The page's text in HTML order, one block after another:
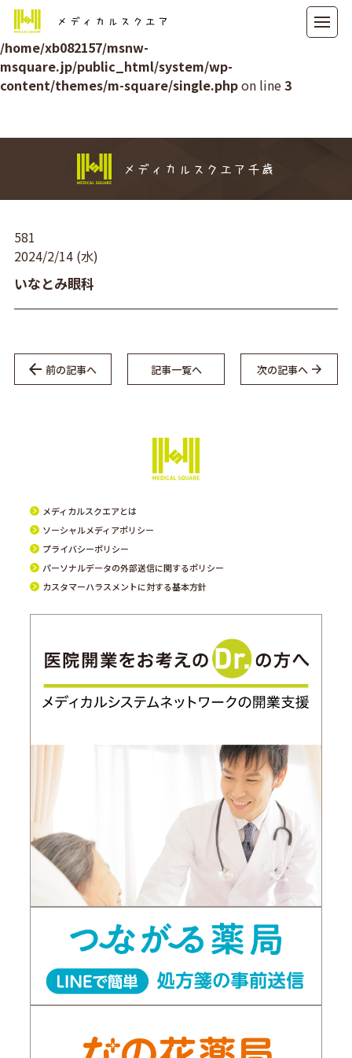
メディカルスクエア
Warning
: Attempt to read property "ID" on null in
/home/xb082157/msnw-
msquare.jp/public_html/system/wp-
content/themes/m-square/single.phpon line3
メディカルスクエア千歳
581
2024/2/14 (水)
いなとみ眼科
前の記事へ 記事一覧へ 次の記事へ
メディカルスクエアとは
ソーシャルメディアポリシー
プライバシーポリシー
パーソナルデータの外部送信に関するポリシー
カスタマーハラスメントに対する基本方針